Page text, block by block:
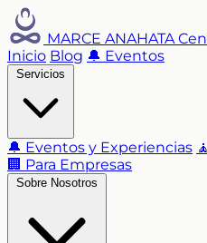
MARCE ANAHATA
Inicio Blog 🔔 Eventos
🔔 Eventos y Experiencias
🏢 Para Empresas